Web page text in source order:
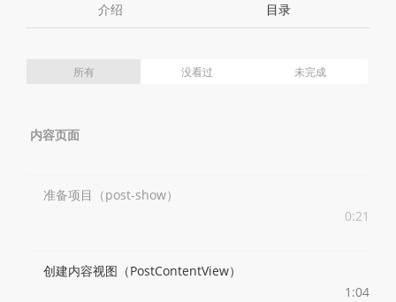
介绍 目录
所有 没看过 未完成
内容页面
准备项目（post-show）
0:21
创建内容视图（PostContentView）
1:04